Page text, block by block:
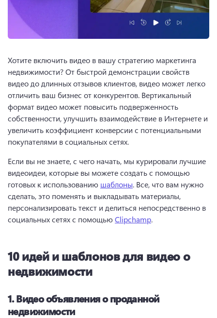
Хотите включить видео в вашу стратегию маркетинга
недвижимости? От быстрой демонстрации свойств
видео до длинных отзывов клиентов, видео может легко
отличить ваш бизнес от конкурентов. Вертикальный
формат видео может повысить подверженность
собственности, улучшить взаимодействие в Интернете и
увеличить коэффициент конверсии с потенциальными
покупателями в социальных сетях.
Если вы не знаете, с чего начать, мы курировали лучшие
видеоидеи, которые вы можете создать с помощью
готовых к использованию шаблоны. Все, что вам нужно
сделать, это поменять и выкладывать материалы,
персонализировать текст и делиться непосредственно в
социальных сетях с помощью Clipchamp.
10 идей и шаблонов для видео о
недвижимости
1.Видео объявления о проданной
недвижимости